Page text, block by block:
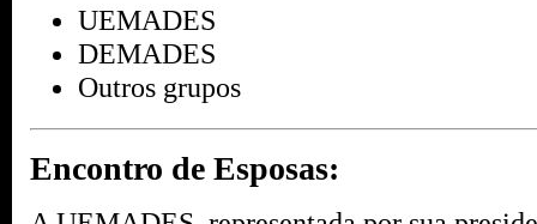
UEMADES
DEMADES
Outros grupos
Encontro de Esposas: